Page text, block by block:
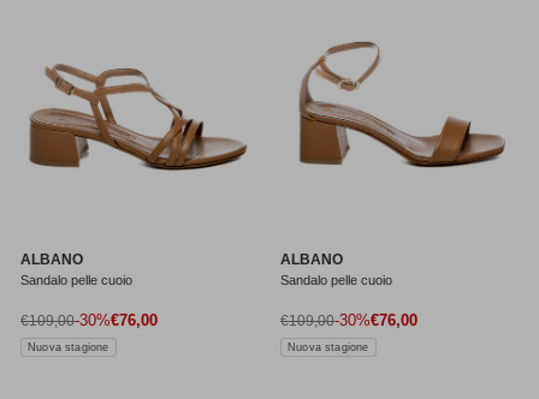
ALBANO
Sandalo pelle cuoio
Prezzo di vendita
€76,00
Prezzo normale
€109,00-30%
Nuova stagione
ALBANO
Sandalo pelle cuoio
Prezzo di vendita
€76,00
Prezzo normale
€109,00-30%
Nuova stagione